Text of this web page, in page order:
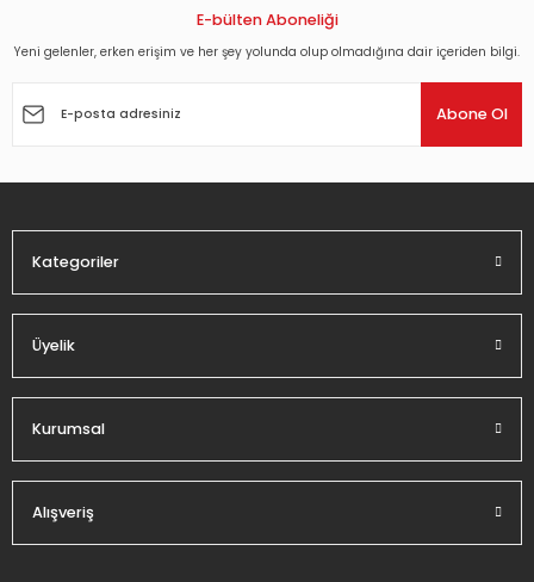
Görüş ve önerileriniz için teşekkür ederiz.
Ürün açıklamasında eksik bilgiler bulunuyor.
E-bülten Aboneliği
Yeni gelenler, erken erişim ve her şey yolunda olup olmadığına dair içeriden bilgi.
Abone Ol
Kategoriler
Üyelik
Kurumsal
Alışveriş